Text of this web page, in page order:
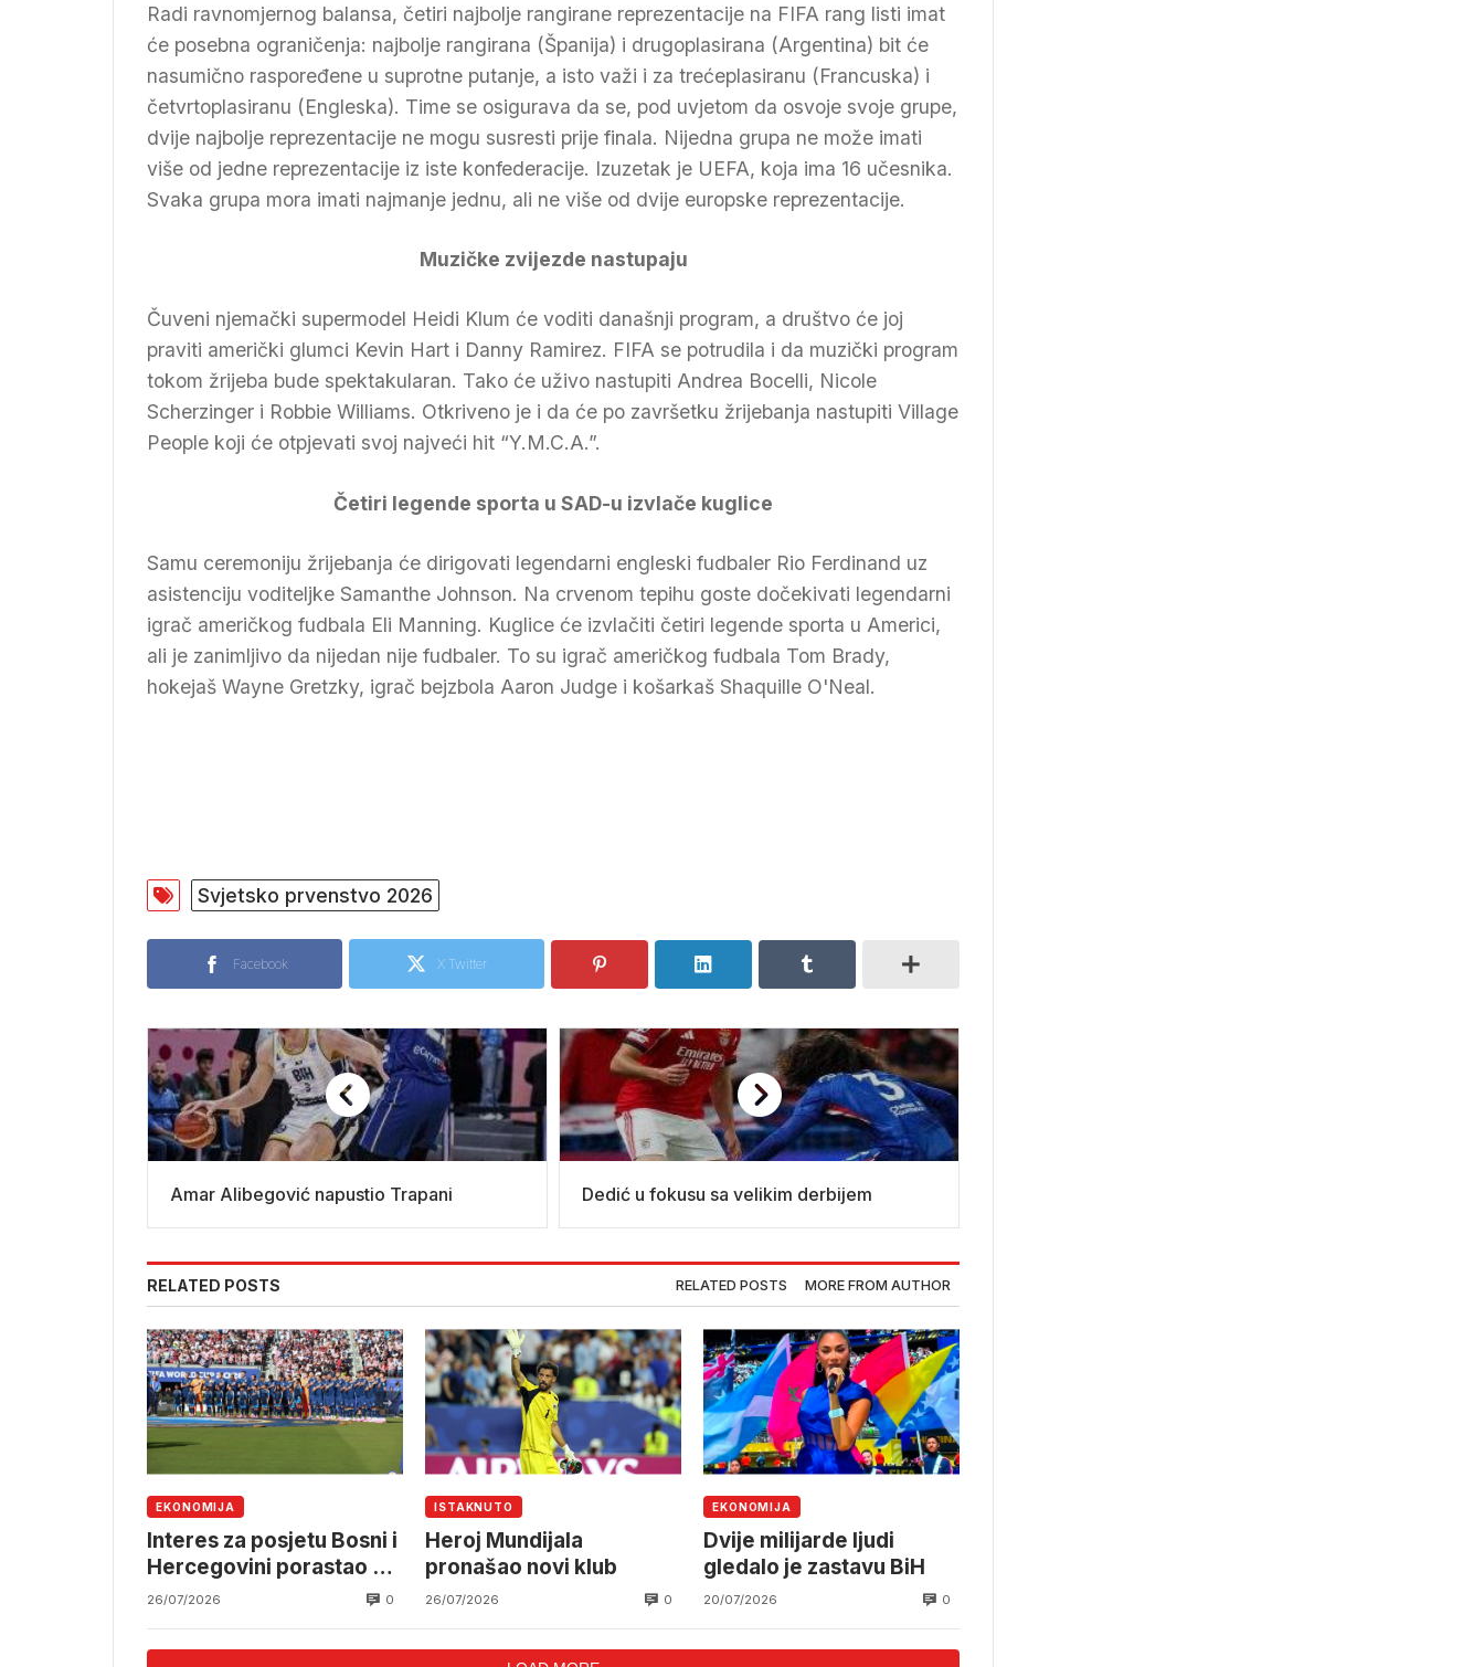
Radi ravnomjernog balansa, četiri najbolje rangirane reprezentacije na FIFA rang listi imat
će posebna ograničenja: najbolje rangirana (Španija) i drugoplasirana (Argentina) bit će
nasumično raspoređene u suprotne putanje, a isto važi i za trećeplasiranu (Francuska) i
četvrtoplasiranu (Engleska). Time se osigurava da se, pod uvjetom da osvoje svoje grupe,
dvije najbolje reprezentacije ne mogu susresti prije finala. Nijedna grupa ne može imati
više od jedne reprezentacije iz iste konfederacije. Izuzetak je UEFA, koja ima 16 učesnika.
Svaka grupa mora imati najmanje jednu, ali ne više od dvije europske reprezentacije.
Muzičke zvijezde nastupaju
Čuveni njemački supermodel Heidi Klum će voditi današnji program, a društvo će joj
praviti američki glumci Kevin Hart i Danny Ramirez. FIFA se potrudila i da muzički program
tokom žrijeba bude spektakularan. Tako će uživo nastupiti Andrea Bocelli, Nicole
Scherzinger i Robbie Williams. Otkriveno je i da će po završetku žrijebanja nastupiti Village
People koji će otpjevati svoj najveći hit “Y.M.C.A.”.
Četiri legende sporta u SAD-u izvlače kuglice
Samu ceremoniju žrijebanja će dirigovati legendarni engleski fudbaler Rio Ferdinand uz
asistenciju voditeljke Samanthe Johnson. Na crvenom tepihu goste dočekivati legendarni
igrač američkog fudbala Eli Manning. Kuglice će izvlačiti četiri legende sporta u Americi,
ali je zanimljivo da nijedan nije fudbaler. To su igrač američkog fudbala Tom Brady,
hokejaš Wayne Gretzky, igrač bejzbola Aaron Judge i košarkaš Shaquille O'Neal.
Svjetsko prvenstvo 2026
Facebook X Twitter
Amar Alibegović napustio Trapani Dedić u fokusu sa velikim derbijem
RELATED POSTS RELATED POSTS MORE FROM AUTHOR
EKONOMIJA
Interes za posjetu Bosni i
Hercegovini porastao za
čak 5.800 posto
26/07/2026 0
ISTAKNUTO
Heroj Mundijala
pronašao novi klub
26/07/2026 0
EKONOMIJA
Dvije milijarde ljudi
gledalo je zastavu BiH
20/07/2026 0